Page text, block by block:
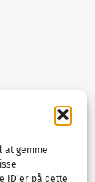
at gemme
ID'er på dette